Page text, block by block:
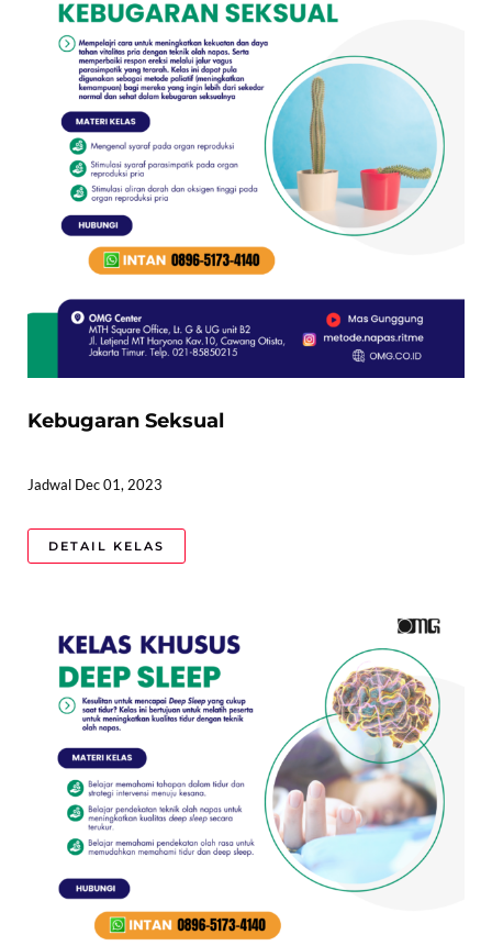
Kebugaran Seksual
Jadwal Dec 01, 2023
DETAIL KELAS